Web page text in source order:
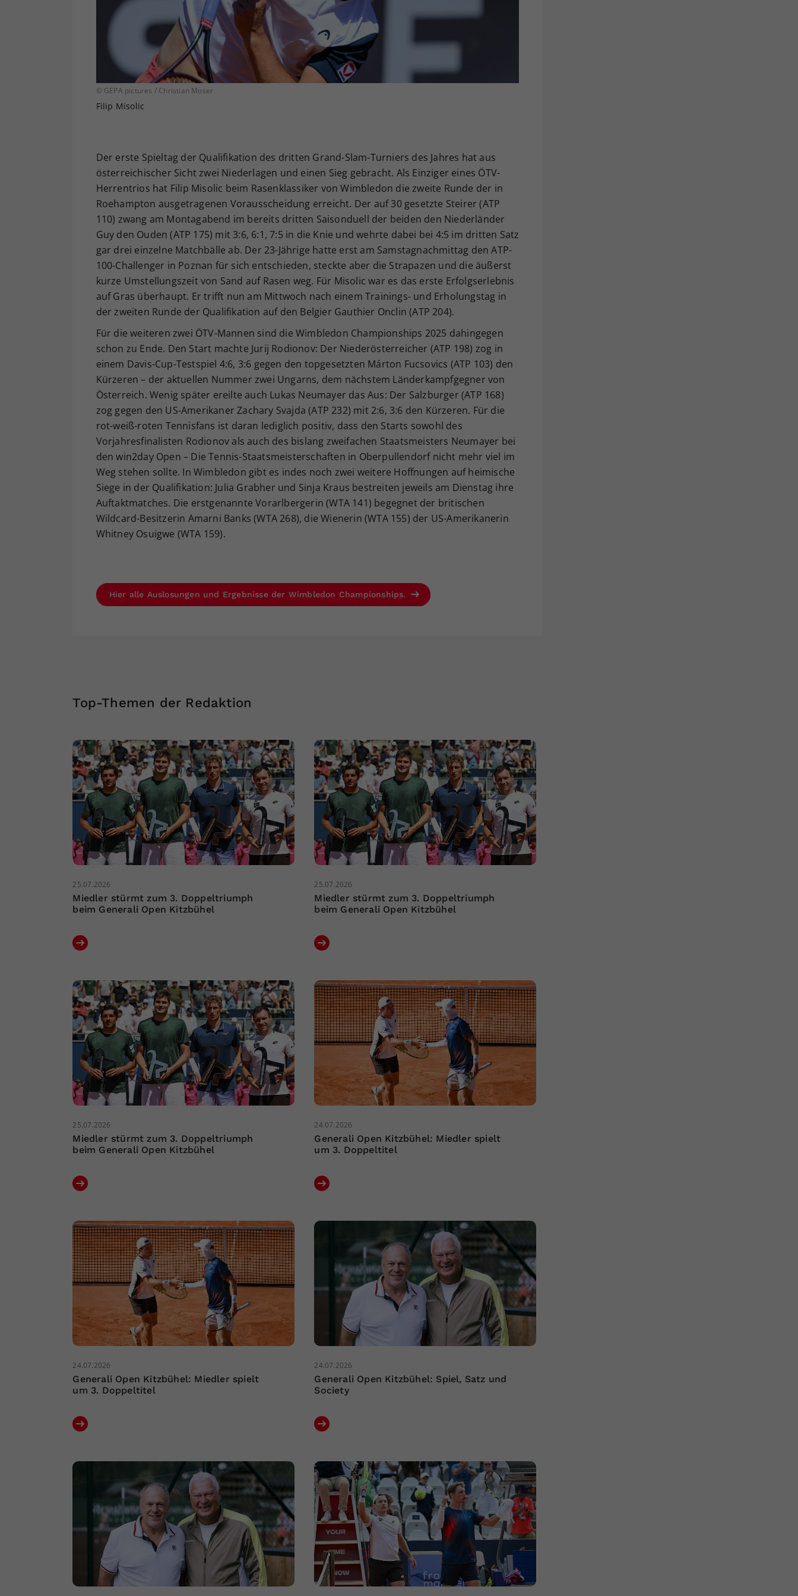
© GEPA pictures / Christian Moser
Filip Misolic
Der erste Spieltag der Qualifikation des dritten Grand-Slam-Turniers des Jahres hat aus
österreichischer Sicht zwei Niederlagen und einen Sieg gebracht. Als Einziger eines ÖTV-
Herrentrios hat Filip Misolic beim Rasenklassiker von Wimbledon die zweite Runde der in
Roehampton ausgetragenen Vorausscheidung erreicht. Der auf 30 gesetzte Steirer (ATP
110) zwang am Montagabend im bereits dritten Saisonduell der beiden den Niederländer
Guy den Ouden (ATP 175) mit 3:6, 6:1, 7:5 in die Knie und wehrte dabei bei 4:5 im dritten Satz
gar drei einzelne Matchbälle ab. Der 23-Jährige hatte erst am Samstagnachmittag den ATP-
100-Challenger in Poznan für sich entschieden, steckte aber die Strapazen und die äußerst
kurze Umstellungszeit von Sand auf Rasen weg. Für Misolic war es das erste Erfolgserlebnis
auf Gras überhaupt. Er trifft nun am Mittwoch nach einem Trainings- und Erholungstag in
der zweiten Runde der Qualifikation auf den Belgier Gauthier Onclin (ATP 204).
Für die weiteren zwei ÖTV-Mannen sind die Wimbledon Championships 2025 dahingegen
schon zu Ende. Den Start machte Jurij Rodionov: Der Niederösterreicher (ATP 198) zog in
einem Davis-Cup-Testspiel 4:6, 3:6 gegen den topgesetzten Márton Fucsovics (ATP 103) den
Kürzeren – der aktuellen Nummer zwei Ungarns, dem nächstem Länderkampfgegner von
Österreich. Wenig später ereilte auch Lukas Neumayer das Aus: Der Salzburger (ATP 168)
zog gegen den US-Amerikaner Zachary Svajda (ATP 232) mit 2:6, 3:6 den Kürzeren. Für die
rot-weiß-roten Tennisfans ist daran lediglich positiv, dass den Starts sowohl des
Vorjahresfinalisten Rodionov als auch des bislang zweifachen Staatsmeisters Neumayer bei
den win2day Open – Die Tennis-Staatsmeisterschaften in Oberpullendorf nicht mehr viel im
Weg stehen sollte. In Wimbledon gibt es indes noch zwei weitere Hoffnungen auf heimische
Siege in der Qualifikation: Julia Grabher und Sinja Kraus bestreiten jeweils am Dienstag ihre
Auftaktmatches. Die erstgenannte Vorarlbergerin (WTA 141) begegnet der britischen
Wildcard-Besitzerin Amarni Banks (WTA 268), die Wienerin (WTA 155) der US-Amerikanerin
Whitney Osuigwe (WTA 159).
Hier alle Auslosungen und Ergebnisse der Wimbledon Championships.
Top-Themen der Redaktion
25.07.2026
Miedler stürmt zum 3. Doppeltriumph
beim Generali Open Kitzbühel
25.07.2026
Miedler stürmt zum 3. Doppeltriumph
beim Generali Open Kitzbühel
25.07.2026
Miedler stürmt zum 3. Doppeltriumph
beim Generali Open Kitzbühel
24.07.2026
Generali Open Kitzbühel: Miedler spielt
um 3. Doppeltitel
24.07.2026
Generali Open Kitzbühel: Miedler spielt
um 3. Doppeltitel
24.07.2026
Generali Open Kitzbühel: Spiel, Satz und
Society
Ihrer vorgenommen Einstellungen, falls der
Webseiten-Betreiber dies eingestellt hat.